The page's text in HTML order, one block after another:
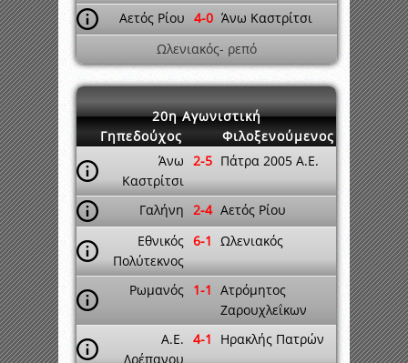
Αετός Ρίου 4-0 Άνω Καστρίτσι
Ωλενιακός- ρεπό
20η Αγωνιστική
Γηπεδούχος
Φιλοξενούμενος
Άνω
Καστρίτσι
2-5 Πάτρα 2005 A.E.
Γαλήνη 2-4 Αετός Ρίου
Εθνικός
Πολύτεκνος
6-1 Ωλενιακός
Ρωμανός 1-1 Ατρόμητος
Ζαρουχλεΐκων
A.E.
Δρέπανου
4-1 Ηρακλής Πατρών